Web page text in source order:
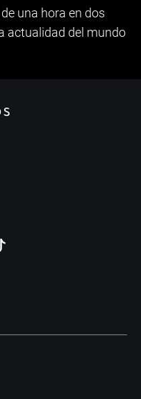
una hora en dos
actualidad del mundo